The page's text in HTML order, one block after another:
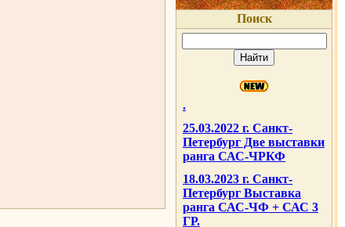
Поиск
.
25.03.2022 г. Санкт-
Петербург Две выставки
ранга САС-ЧРКФ
18.03.2023 г. Санкт-
Петербург Выставка
ранга САС-ЧФ + САС 3
ГР.